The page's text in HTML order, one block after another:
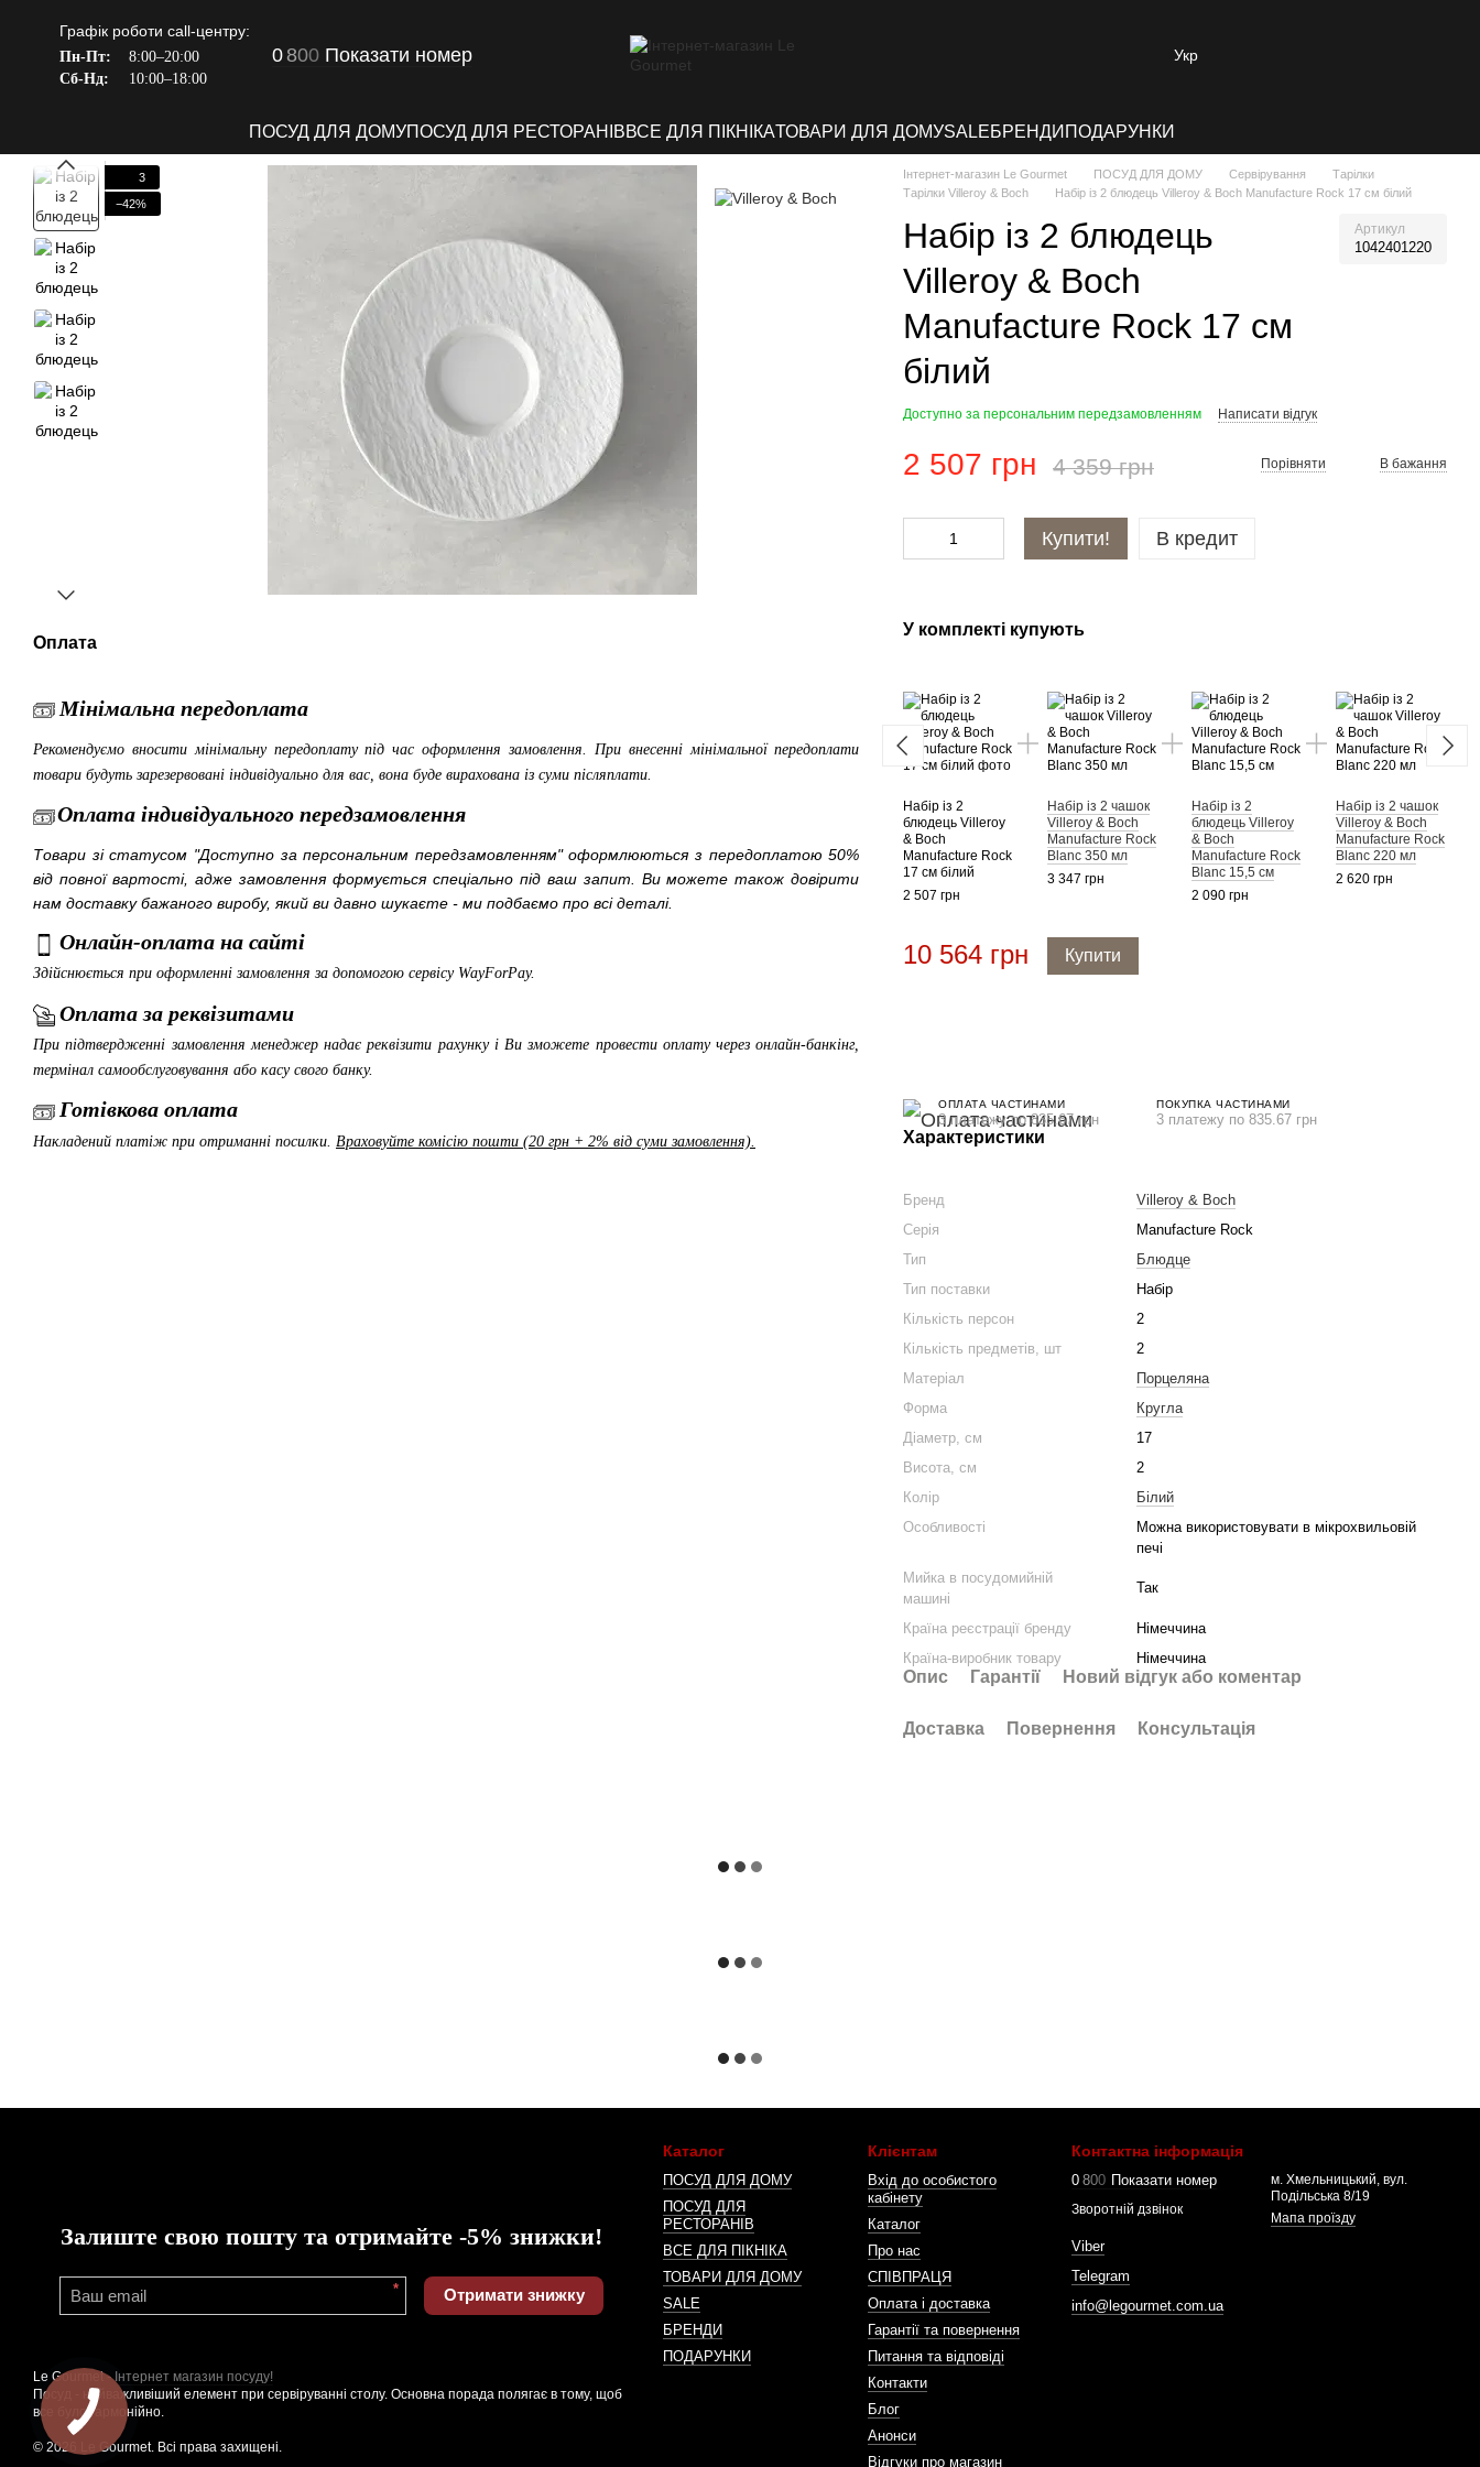
Графік роботи call-центру:
Пн-Пт:
8:00–20:00
Сб-Нд:
10:00–18:00
0800 Показати номер Укр
ПОСУД ДЛЯ ДОМУПОСУД ДЛЯ РЕСТОРАНІВВСЕ ДЛЯ ПІКНІКАТОВАРИ ДЛЯ ДОМУSALEБРЕНДИ ПОДАРУНКИ
3
−42%
Оплата
Мінімальна передоплата
Рекомендуємо вносити мінімальну передоплату під час оформлення замовлення. При внесенні мінімальної передоплати
товари будуть зарезервовані індивідуально для вас, вона буде вирахована із суми післяплати.
Оплата індивідуального передзамовлення
Товари зі статусом "Доступно за персональним передзамовленням" оформлюються з передоплатою 50%
від повної вартості, адже замовлення формується спеціально під ваш запит. Ви можете також довірити
нам доставку бажаного виробу, який ви давно шукаєте - ми подбаємо про всі деталі.
Онлайн-оплата на сайті
Здійснюється при оформленні замовлення за допомогою сервісу WayForPay.
Оплата за реквізитами
При підтвердженні замовлення менеджер надає реквізити рахунку і Ви зможете провести оплату через онлайн-банкінг,
термінал самообслуговування або касу свого банку.
Готівкова оплата
Накладений платіж при отриманні посилки. Враховуйте комісію пошти (20 грн + 2% від суми замовлення).
Інтернет-магазин Le Gourmet ПОСУД ДЛЯ ДОМУ Сервірування
Тарілки
Тарілки Villeroy & Boch
Набір із 2 блюдець Villeroy & Boch Manufacture Rock 17 см білий
Набір із 2 блюдець
Villeroy & Boch
Manufacture Rock 17 см
білий
Артикул
1042401220
Доступно за персональним передзамовленням Написати відгук
2 507 грн 4 359 грн Порівняти В бажання
Купити! В кредит
У комплекті купують
Набір із 2
блюдець Villeroy
& Boch
Manufacture Rock
17 см білий
2 507 грн
Набір із 2 чашок
Villeroy & Boch
Manufacture Rock
Blanc 350 мл
3 347 грн
Набір із 2
блюдець Villeroy
& Boch
Manufacture Rock
Blanc 15,5 см
2 090 грн
Набір із 2 чашок
Villeroy & Boch
Manufacture Rock
Blanc 220 мл
2 620 грн
10 564 грн Купити
ОПЛАТА ЧАСТИНАМИ
3 платежу по 835.67 грн
ПОКУПКА ЧАСТИНАМИ
3 платежу по 835.67 грн
Характеристики
Бренд
Villeroy & Boch
Серія
Manufacture Rock
Тип
Блюдце
Тип поставки
Набір
Кількість персон
2
Кількість предметів, шт
2
Матеріал
Порцеляна
Форма
Кругла
Діаметр, см
17
Висота, см
2
Колір
Білий
Особливості
Можна використовувати в мікрохвильовій
печі
Мийка в посудомийній
машині
Так
Країна реєстрації бренду
Німеччина
Країна-виробник товару
Німеччина
Опис Гарантії Новий відгук або коментар
Доставка Повернення Консультація
Залиште свою пошту та отримайте -5% знижки!
* Отримати знижку
Le Gourmet -Інтернет магазин посуду!
Посуд - найважливіший елемент при сервіруванні столу. Основна порада полягає в тому, щоб
все було гармонійно.
© 2026 Le Gourmet. Всі права захищені.
Каталог
ПОСУД ДЛЯ ДОМУ
ПОСУД ДЛЯ
РЕСТОРАНІВ
ВСЕ ДЛЯ ПІКНІКА
ТОВАРИ ДЛЯ ДОМУ
SALE
БРЕНДИ
ПОДАРУНКИ
Клієнтам
Вхід до особистого
кабінету
Каталог
Про нас
СПІВПРАЦЯ
Оплата і доставка
Гарантії та повернення
Питання та відповіді
Контакти
Блог
Анонси
Відгуки про магазин
Контактна інформація
0 800 Показати номер
Зворотній дзвінок
Viber
Telegram
info@legourmet.com.ua
м. Хмельницький, вул.
Подільська 8/19
Мапа проїзду